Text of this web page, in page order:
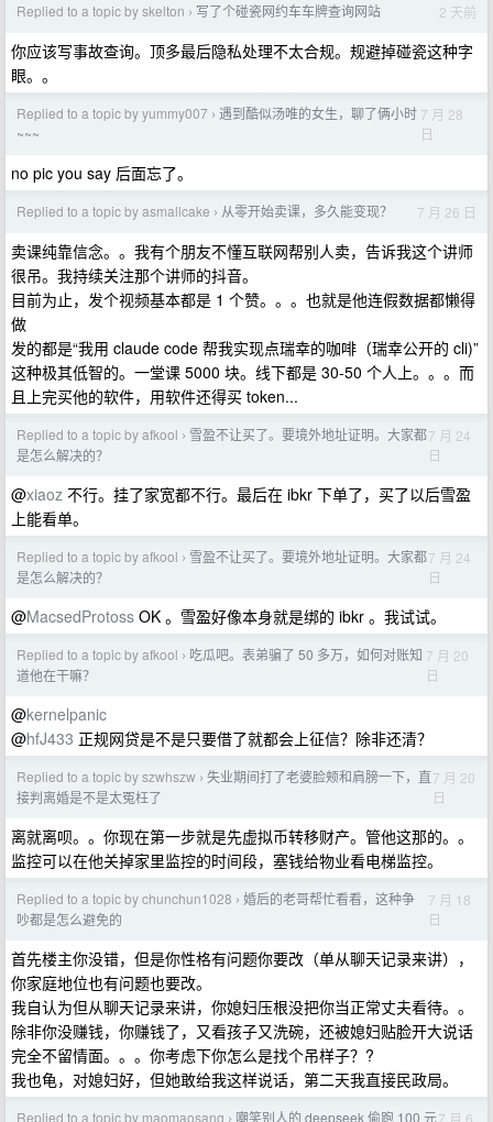
Replied to a topic by skelton › 写了个碰瓷网约车车牌查询网站 2 天前
你应该写事故查询。顶多最后隐私处理不太合规。规避掉碰瓷这种字
眼。。
Replied to a topic by yummy007 › 遇到酷似汤唯的女生，聊了俩小时
~~~
7 月 28
日
no pic you say 后面忘了。
Replied to a topic by asmallcake › 从零开始卖课，多久能变现？ 7 月 26 日
卖课纯靠信念。。我有个朋友不懂互联网帮别人卖，告诉我这个讲师
很吊。我持续关注那个讲师的抖音。
目前为止，发个视频基本都是 1 个赞。。。也就是他连假数据都懒得
做
发的都是“我用 claude code 帮我实现点瑞幸的咖啡（瑞幸公开的 cli)”
这种极其低智的。一堂课 5000 块。线下都是 30-50 个人上。。。而
且上完买他的软件，用软件还得买 token...
Replied to a topic by afkool › 雪盈不让买了。要境外地址证明。大家都
是怎么解决的？
7 月 24
日
@xiaoz 不行。挂了家宽都不行。最后在 ibkr 下单了，买了以后雪盈
上能看单。
Replied to a topic by afkool › 雪盈不让买了。要境外地址证明。大家都
是怎么解决的？
7 月 24
日
@MacsedProtoss OK 。雪盈好像本身就是绑的 ibkr 。我试试。
Replied to a topic by afkool › 吃瓜吧。表弟骗了 50 多万，如何对账知
道他在干嘛？
7 月 20
日
@kernelpanic
@hfJ433 正规网贷是不是只要借了就都会上征信？除非还清？
Replied to a topic by szwhszw › 失业期间打了老婆脸颊和肩膀一下，直
接判离婚是不是太冤枉了
7 月 20
日
离就离呗。。你现在第一步就是先虚拟币转移财产。管他这那的。。
监控可以在他关掉家里监控的时间段，塞钱给物业看电梯监控。
Replied to a topic by chunchun1028 › 婚后的老哥帮忙看看，这种争
吵都是怎么避免的
7 月 18
日
首先楼主你没错，但是你性格有问题你要改（单从聊天记录来讲），
你家庭地位也有问题也要改。
我自认为但从聊天记录来讲，你媳妇压根没把你当正常丈夫看待。。
除非你没赚钱，你赚钱了，又看孩子又洗碗，还被媳妇贴脸开大说话
完全不留情面。。。你考虑下你怎么是找个吊样子？?
我也龟，对媳妇好，但她敢给我这样说话，第二天我直接民政局。
Replied to a topic by maomaosang › 嘲笑别人的 deepseek 偷跑 100 元7 月 6